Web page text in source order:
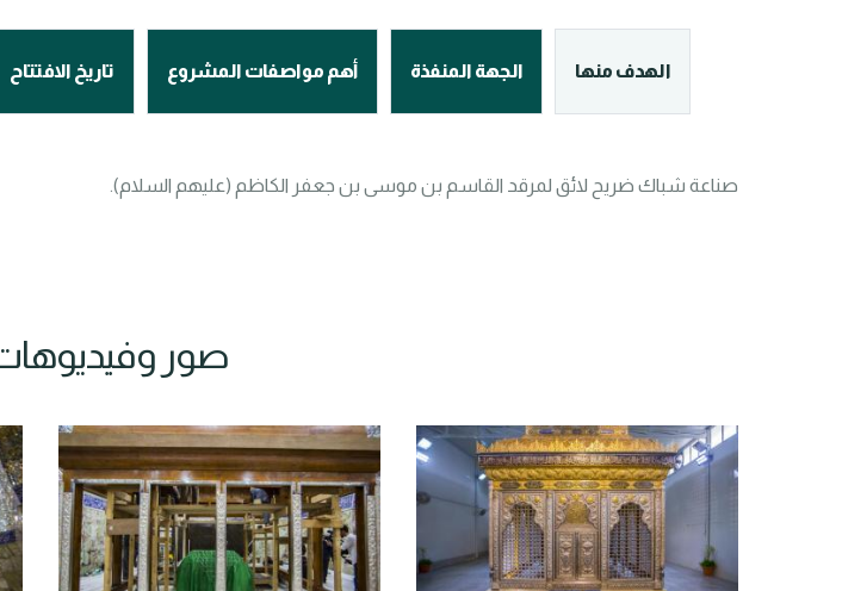
الهدف منها الجهة المنفذة أهم مواصفات المشروع تاريخ الافتتاح
صناعة شباك ضريح لائق لمرقد القاسم بن موسى بن جعفر الكاظم (عليهم السلام).
صور